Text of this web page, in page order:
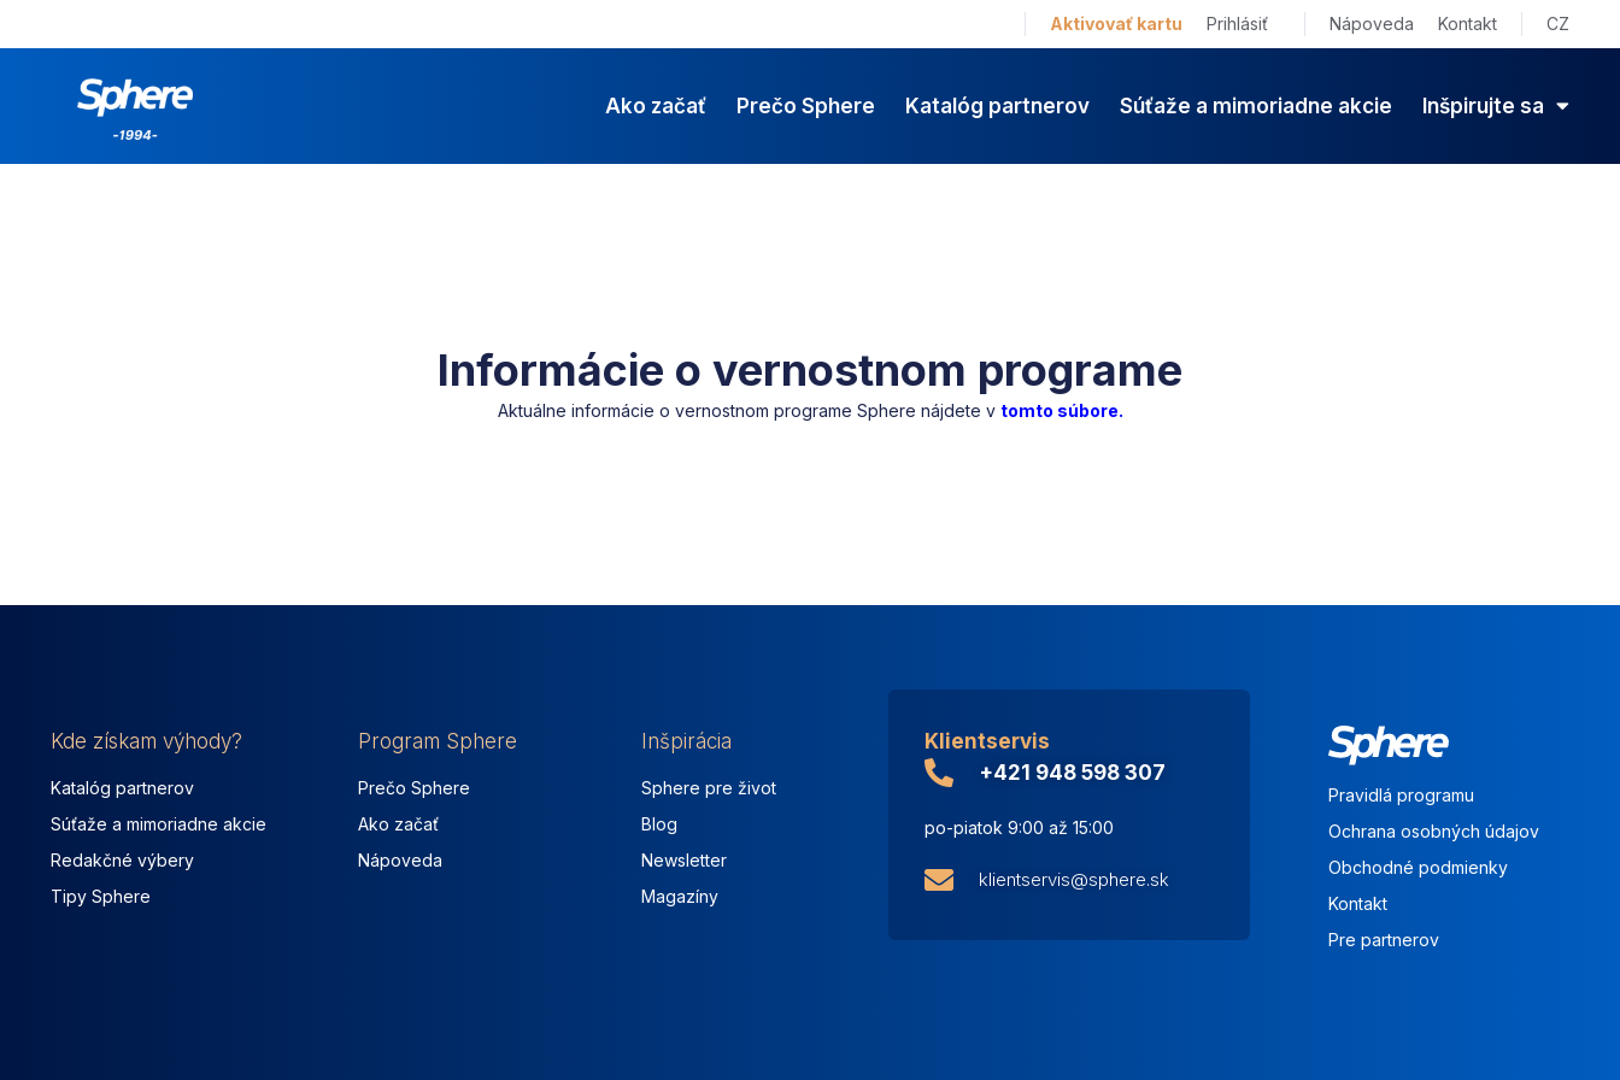
Aktivovať kartu Prihlásiť Nápoveda Kontakt CZ
Ako začať Prečo Sphere Katalóg partnerov Súťaže a mimoriadne akcie Inšpirujte sa
Informácie o vernostnom programe
Aktuálne informácie o vernostnom programe Sphere nájdete v tomto súbore.
Kde získam výhody?
Katalóg partnerov
Súťaže a mimoriadne akcie
Redakčné výbery
Tipy Sphere
Program Sphere
Prečo Sphere
Ako začať
Nápoveda
Inšpirácia
Sphere pre život
Blog
Newsletter
Magazíny
Klientservis
+421 948 598 307
po-piatok 9:00 až 15:00
klientservis@sphere.sk
Pravidlá programu
Ochrana osobných údajov
Obchodné podmienky
Kontakt
Pre partnerov